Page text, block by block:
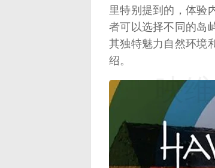
里特别提到的，体验
者可以选择不同的岛
其独特魅力自然环境
绍。
映